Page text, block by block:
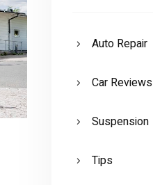
Auto Repair
Car Reviews
Suspension
Tips